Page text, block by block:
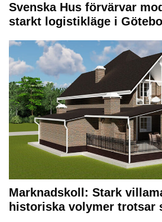
Svenska Hus förvärvar
starkt logistikläge i
Marknadskoll: Stark
historiska volymer trotsar